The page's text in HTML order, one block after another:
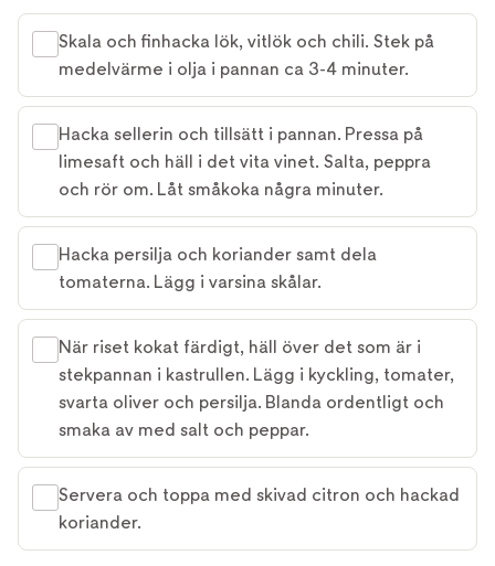
Skala och finhacka lök, vitlök och chili. Stek på
medelvärme i olja i pannan ca 3-4 minuter.
Hacka sellerin och tillsätt i pannan. Pressa på
limesaft och häll i det vita vinet. Salta, peppra
och rör om. Låt småkoka några minuter.
Hacka persilja och koriander samt dela
tomaterna. Lägg i varsina skålar.
När riset kokat färdigt, häll över det som är i
stekpannan i kastrullen. Lägg i kyckling, tomater,
svarta oliver och persilja. Blanda ordentligt och
smaka av med salt och peppar.
Servera och toppa med skivad citron och hackad
koriander.